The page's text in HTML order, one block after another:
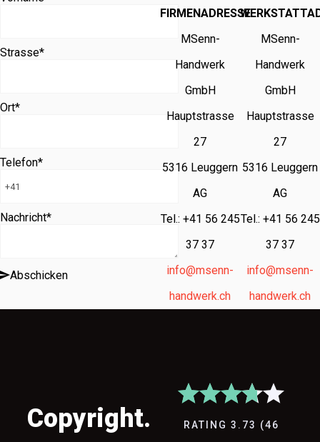
Strasse*
Ort*
Telefon*
Nachricht*
Abschicken
FIRMENADRESSE
MSenn-
Handwerk
GmbH
Hauptstrasse
27
5316 Leuggern
AG
Tel.: +41 56 245
37 37
info@msenn-
handwerk.ch
MSenn-
Handwerk
GmbH
Hauptstrasse
27
5316 Leuggern
AG
Tel.: +41 56 245
37 37
info@msenn-
handwerk.ch
Copyright. RATING 3.73 (46